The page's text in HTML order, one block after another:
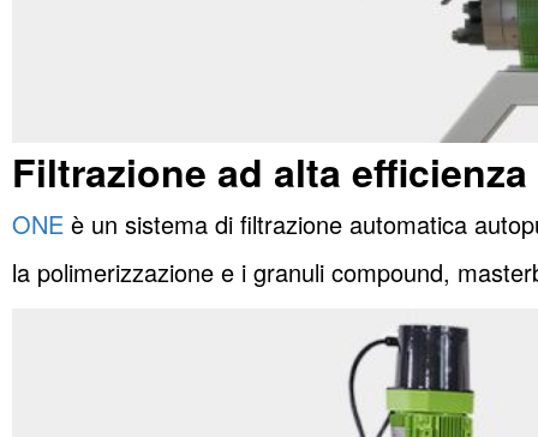
Filtrazione ad alta efficienza
ONE è un sistema di filtrazione automatica
la polimerizzazione e i granuli compound,